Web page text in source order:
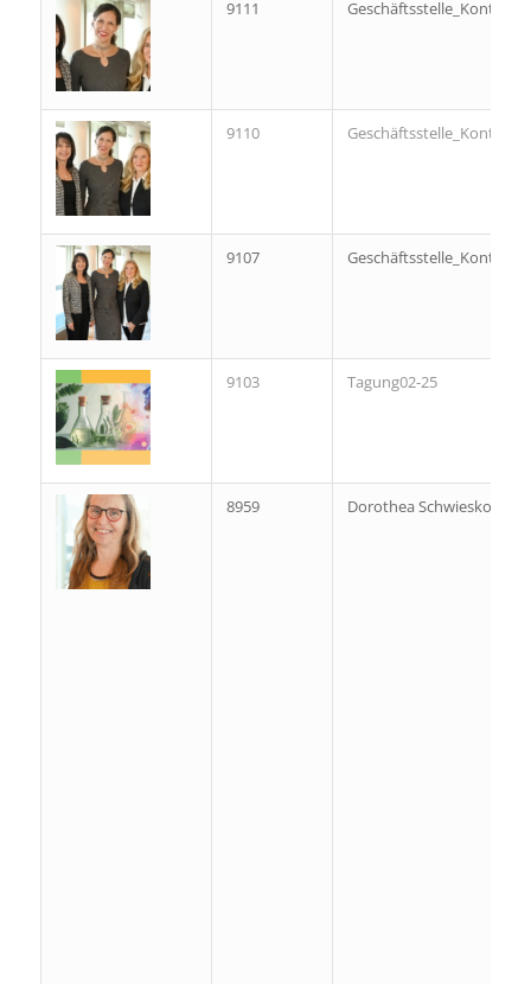
9111
9110
9107 Geschäftsstelle_Kontakt
9103 Tagung02-25
8959 Dorothea Schwieskott